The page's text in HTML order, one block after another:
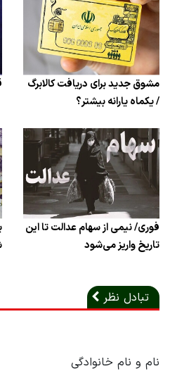
مشوق جدید برای دریافت کالابرگ
/ یکماه یارانه بیشتر؟
فوری/ نیمی از سهام عدالت تا این
تاریخ واریز می‌شود
تبادل نظر
نام و نام خانوادگی